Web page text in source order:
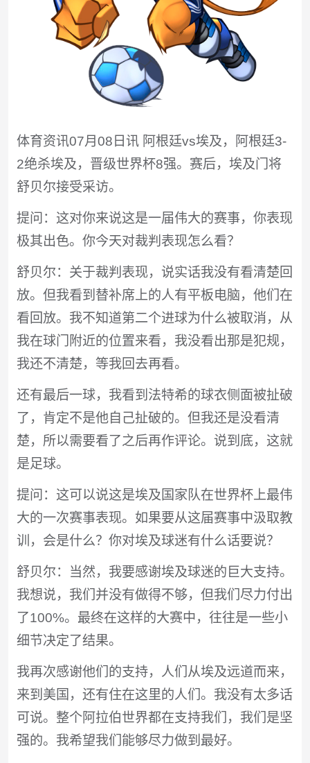
体育资讯07月08日讯 阿根廷vs埃及，阿根廷3-
2绝杀埃及，晋级世界杯8强。赛后，埃及门将
舒贝尔接受采访。
提问：这对你来说这是一届伟大的赛事，你表现
极其出色。你今天对裁判表现怎么看？
舒贝尔：关于裁判表现，说实话我没有看清楚回
放。但我看到替补席上的人有平板电脑，他们在
看回放。我不知道第二个进球为什么被取消，从
我在球门附近的位置来看，我没看出那是犯规，
我还不清楚，等我回去再看。
还有最后一球，我看到法特希的球衣侧面被扯破
了，肯定不是他自己扯破的。但我还是没看清
楚，所以需要看了之后再作评论。说到底，这就
是足球。
提问：这可以说这是埃及国家队在世界杯上最伟
大的一次赛事表现。如果要从这届赛事中汲取教
训，会是什么？你对埃及球迷有什么话要说？
舒贝尔：当然，我要感谢埃及球迷的巨大支持。
我想说，我们并没有做得不够，但我们尽力付出
了100%。最终在这样的大赛中，往往是一些小
细节决定了结果。
我再次感谢他们的支持，人们从埃及远道而来，
来到美国，还有住在这里的人们。我没有太多话
可说。整个阿拉伯世界都在支持我们，我们是坚
强的。我希望我们能够尽力做到最好。